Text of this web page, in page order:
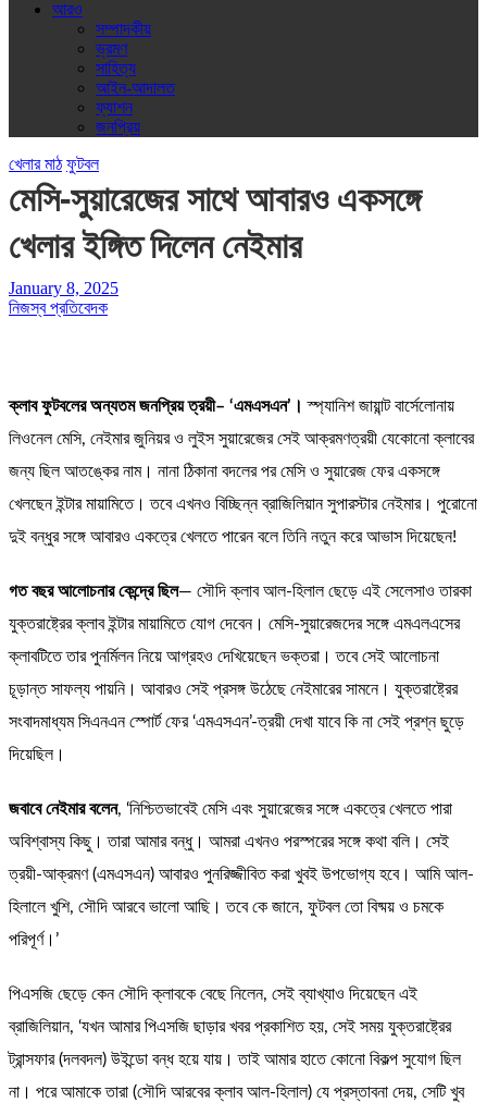
আরও
সম্পাদকীয়
ভ্রমণ
সাহিত্য
আইন-আদালত
ফ্যাশন
জনপ্রিয়
খেলার মাঠ ফুটবল
মেসি-সুয়ারেজের সাথে আবারও একসঙ্গে
খেলার ইঙ্গিত দিলেন নেইমার
January 8, 2025
নিজস্ব প্রতিবেদক
ক্লাব ফুটবলের অন্যতম জনপ্রিয় ত্রয়ী– ‘এমএসএন’। স্প্যানিশ জায়ান্ট বার্সেলোনায়
লিওনেল মেসি, নেইমার জুনিয়র ও লুইস সুয়ারেজের সেই আক্রমণত্রয়ী যেকোনো ক্লাবের
জন্য ছিল আতঙ্কের নাম। নানা ঠিকানা বদলের পর মেসি ও সুয়ারেজ ফের একসঙ্গে
খেলছেন ইন্টার মায়ামিতে। তবে এখনও বিচ্ছিন্ন ব্রাজিলিয়ান সুপারস্টার নেইমার। পুরোনো
দুই বন্ধুর সঙ্গে আবারও একত্রে খেলতে পারেন বলে তিনি নতুন করে আভাস দিয়েছেন!
গত বছর আলোচনার কেন্দ্রে ছিল— সৌদি ক্লাব আল-হিলাল ছেড়ে এই সেলেসাও তারকা
যুক্তরাষ্ট্রের ক্লাব ইন্টার মায়ামিতে যোগ দেবেন। মেসি-সুয়ারেজদের সঙ্গে এমএলএসের
ক্লাবটিতে তার পুনর্মিলন নিয়ে আগ্রহও দেখিয়েছেন ভক্তরা। তবে সেই আলোচনা
চূড়ান্ত সাফল্য পায়নি। আবারও সেই প্রসঙ্গ উঠেছে নেইমারের সামনে। যুক্তরাষ্ট্রের
সংবাদমাধ্যম সিএনএন স্পোর্ট ফের ‘এমএসএন’-ত্রয়ী দেখা যাবে কি না সেই প্রশ্ন ছুড়ে
দিয়েছিল।
জবাবে নেইমার বলেন, ‘নিশ্চিতভাবেই মেসি এবং সুয়ারেজের সঙ্গে একত্রে খেলতে পারা
অবিশ্বাস্য কিছু। তারা আমার বন্ধু। আমরা এখনও পরস্পরের সঙ্গে কথা বলি। সেই
ত্রয়ী-আক্রমণ (এমএসএন) আবারও পুনরিজ্জীবিত করা খুবই উপভোগ্য হবে। আমি আল-
হিলালে খুশি, সৌদি আরবে ভালো আছি। তবে কে জানে, ফুটবল তো বিষ্ময় ও চমকে
পরিপূর্ণ।’
পিএসজি ছেড়ে কেন সৌদি ক্লাবকে বেছে নিলেন, সেই ব্যাখ্যাও দিয়েছেন এই
ব্রাজিলিয়ান, ‘যখন আমার পিএসজি ছাড়ার খবর প্রকাশিত হয়, সেই সময় যুক্তরাষ্ট্রের
ট্রান্সফার (দলবদল) উইন্ডো বন্ধ হয়ে যায়। তাই আমার হাতে কোনো বিকল্প সুযোগ ছিল
না। পরে আমাকে তারা (সৌদি আরবের ক্লাব আল-হিলাল) যে প্রস্তাবনা দেয়, সেটি খুব